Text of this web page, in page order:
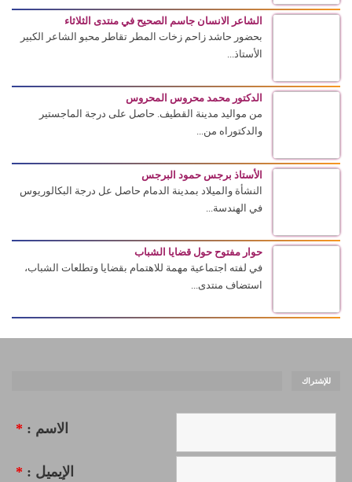
الشاعر الانسان جاسم الصحيح في منتدى الثلاثاء
بحضور حاشد زاحم زخات المطر تقاطر محبو الشاعر الكبير
الأستاذ...
الدكتور محمد محروس المحروس
من مواليد مدينة القطيف. حاصل على درجة الماجستير
والدكتوراه من...
الأستاذ برجس حمود البرجس
النشأة والميلاد بمدينة الدمام حاصل عل درجة البكالوريوس
في الهندسة...
حوار مفتوح حول قضايا الشباب
في لفته اجتماعية مهمة للاهتمام بقضايا وتطلعات الشباب،
استضاف منتدى...
للإشتراك
الاسم : *
الإيميل : *